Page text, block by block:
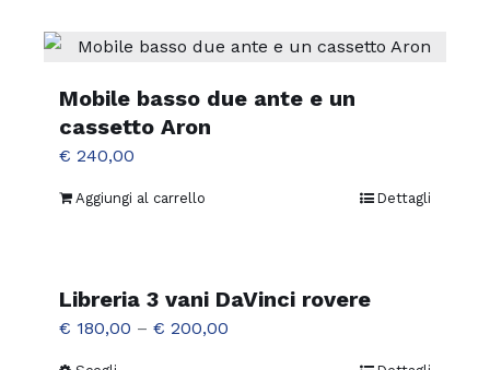
Mobile basso due ante e un
cassetto Aron
€ 240,00
Aggiungi al carrello Dettagli
Libreria 3 vani DaVinci rovere
€ 180,00 – € 200,00